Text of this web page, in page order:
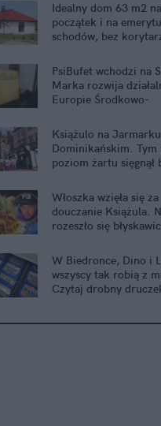
Idealny dom 63 m2 na
początek i na
schodów, bez
PsiBufet wchodzi na
Marka rozwija
Europie Środkowo-
Książulo na Jarmarku
Dominikańskim. Tym
poziom żartu sięgnął
Włoszka wzięła się za
douczanie Książula.
rozeszło się
W Biedronce, Dino i
wszyscy tak robią z
Czytaj drobny